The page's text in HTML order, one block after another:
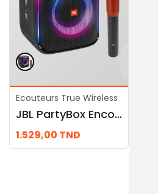
Ecouteurs True Wireless
JBL PartyBox Encore
1.529,00 TND